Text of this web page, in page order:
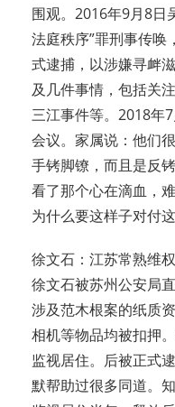
围观。2016年9月8日
法庭秩序”罪刑事传唤
式逮捕，以涉嫌寻衅
及几件事情，包括关
三江事件等。2018年
会议。家属说：他们
手铐脚镣，而且是反
看了那个心在滴血，
为什么要这样子对付这
徐文石：江苏常熟维
徐文石被苏州公安局
涉及范木根案的纸质
相机等物品均被扣押
监视居住。后被正式
默帮助过很多同道。